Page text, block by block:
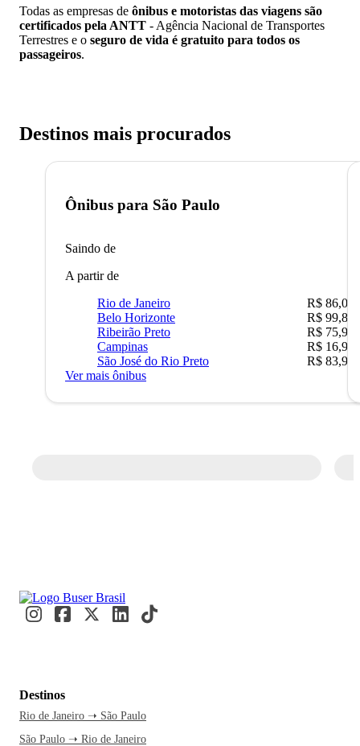
Todas as empresas de ônibus e motoristas das viagens são
certificados pela ANTT - Agência Nacional de Transportes
Terrestres e o seguro de vida é gratuito para todos os
passageiros.
Destinos mais procurados
Ônibus para São Paulo
Saindo de
A partir de
Rio de Janeiro
R$ 86,00
Belo Horizonte
R$ 99,89
Ribeirão Preto
R$ 75,90
Campinas
R$ 16,90
São José do Rio Preto
R$ 83,90
Ver mais ônibus
Destinos
Rio de Janeiro ➝ São Paulo
São Paulo ➝ Rio de Janeiro